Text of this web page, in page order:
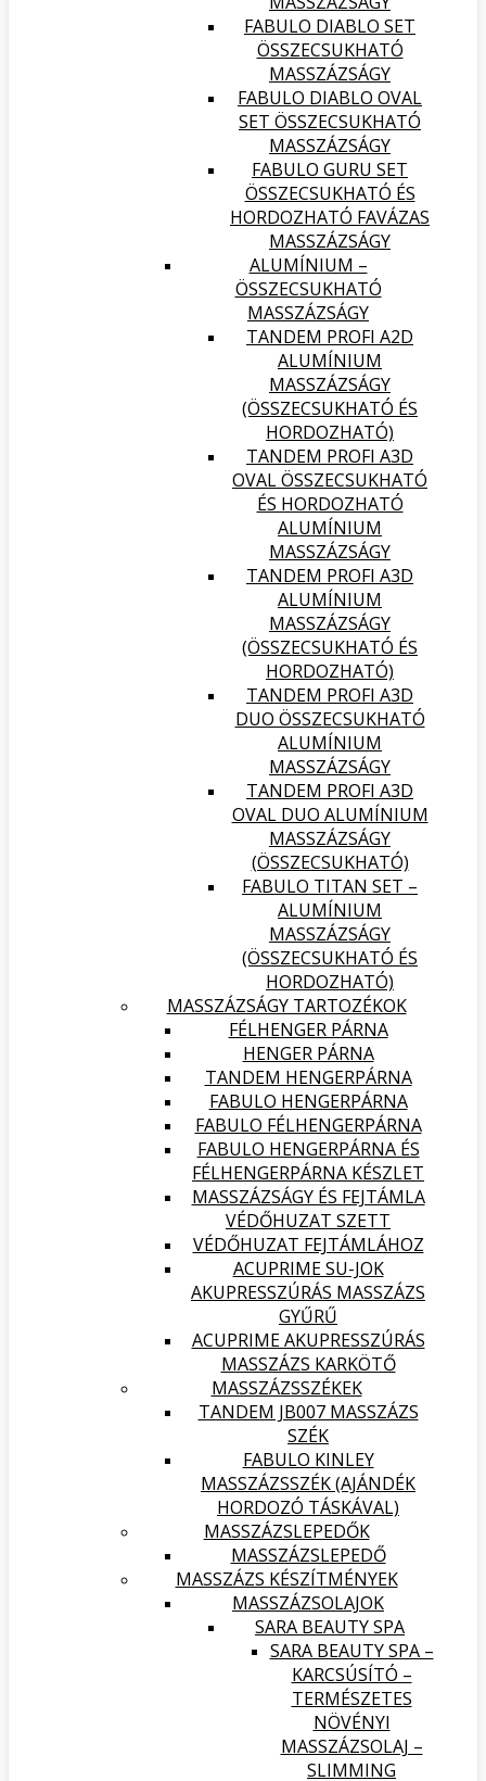
FABULO DIABLO SET
ÖSSZECSUKHATÓ
MASSZÁZSÁGY
FABULO DIABLO OVAL
SET ÖSSZECSUKHATÓ
MASSZÁZSÁGY
FABULO GURU SET
ÖSSZECSUKHATÓ ÉS
HORDOZHATÓ FAVÁZAS
MASSZÁZSÁGY
ALUMÍNIUM –
ÖSSZECSUKHATÓ
MASSZÁZSÁGY
TANDEM PROFI A2D
ALUMÍNIUM
MASSZÁZSÁGY
(ÖSSZECSUKHATÓ ÉS
HORDOZHATÓ)
TANDEM PROFI A3D
OVAL ÖSSZECSUKHATÓ
ÉS HORDOZHATÓ
ALUMÍNIUM
MASSZÁZSÁGY
TANDEM PROFI A3D
ALUMÍNIUM
MASSZÁZSÁGY
(ÖSSZECSUKHATÓ ÉS
HORDOZHATÓ)
TANDEM PROFI A3D
DUO ÖSSZECSUKHATÓ
ALUMÍNIUM
MASSZÁZSÁGY
TANDEM PROFI A3D
OVAL DUO ALUMÍNIUM
MASSZÁZSÁGY
(ÖSSZECSUKHATÓ)
FABULO TITAN SET –
ALUMÍNIUM
MASSZÁZSÁGY
(ÖSSZECSUKHATÓ ÉS
HORDOZHATÓ)
MASSZÁZSÁGY TARTOZÉKOK
FÉLHENGER PÁRNA
HENGER PÁRNA
TANDEM HENGERPÁRNA
FABULO HENGERPÁRNA
FABULO FÉLHENGERPÁRNA
FABULO HENGERPÁRNA ÉS
FÉLHENGERPÁRNA KÉSZLET
MASSZÁZSÁGY ÉS FEJTÁMLA
VÉDŐHUZAT SZETT
VÉDŐHUZAT FEJTÁMLÁHOZ
ACUPRIME SU-JOK
AKUPRESSZÚRÁS MASSZÁZS
GYŰRŰ
ACUPRIME AKUPRESSZÚRÁS
MASSZÁZS KARKÖTŐ
MASSZÁZSSZÉKEK
TANDEM JB007 MASSZÁZS
SZÉK
FABULO KINLEY
MASSZÁZSSZÉK (AJÁNDÉK
HORDOZÓ TÁSKÁVAL)
MASSZÁZSLEPEDŐK
MASSZÁZSLEPEDŐ
MASSZÁZS KÉSZÍTMÉNYEK
MASSZÁZSOLAJOK
SARA BEAUTY SPA
SARA BEAUTY SPA –
KARCSÚSÍTÓ –
TERMÉSZETES
NÖVÉNYI
MASSZÁZSOLAJ –
SLIMMING